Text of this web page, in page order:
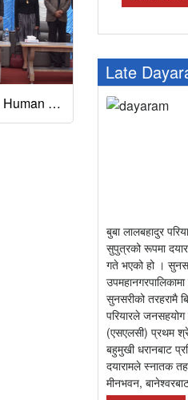
76th International Human Rights Day, 10 December 2024
Late
बुबा लालबहादुर
सुपुत्रको रूपमा
गते भएको हो ।
सुनसरीको तरहरामै
परियारले जनसहयोग
(एसएलसी) प्रथम
बहुमुखी धरानबाट
दयारामले स्नातक
मीनभवन,